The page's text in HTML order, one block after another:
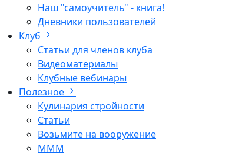
Наш "самоучитель" - книга!
Дневники пользователей
Клуб
Статьи для членов клуба
Видеоматериалы
Клубные вебинары
Полезное
Кулинария стройности
Статьи
Возьмите на вооружение
МММ